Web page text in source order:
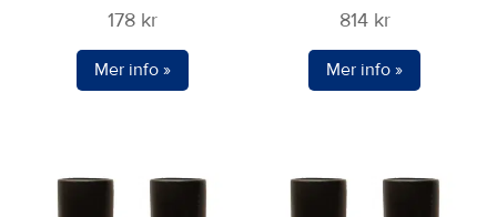
178 kr
Mer info »
814 kr
Mer info »